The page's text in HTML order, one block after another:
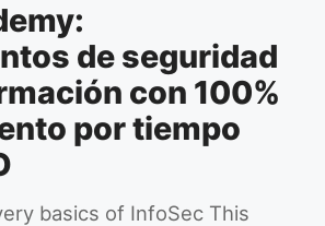
de seguridad
con 100%
por tiempo
basics of InfoSec This